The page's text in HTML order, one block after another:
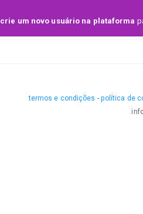
crie um novo usuário na plataforma
termos e condições - política de